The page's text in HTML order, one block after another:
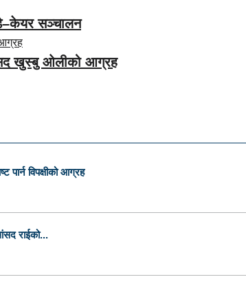
डे–केयर सञ्चालन
खुस्बु ओलीको आग्रह
पार्न विपक्षीको आग्रह
राईको...